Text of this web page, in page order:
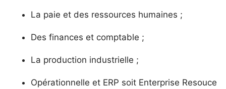
La paie et des ressources humaines ;
Des finances et comptable ;
La production industrielle ;
Opérationnelle et ERP soit Enterprise Resouce